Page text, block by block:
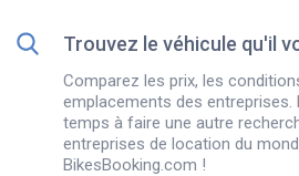
Trouvez le véhicule qu'il
Comparez les prix, les
emplacements des entreprises.
temps à faire une autre
entreprises de location du
BikesBooking.com !